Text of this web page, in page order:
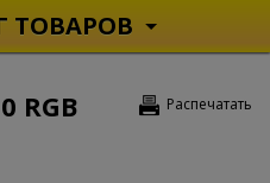
ТОВАРОВ
Распечатать
RGB